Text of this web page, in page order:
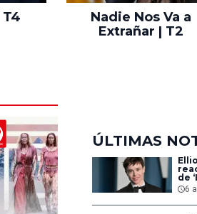
T4
Nadie Nos Va a
Extrañar | T2
ÚLTIMAS
de
6